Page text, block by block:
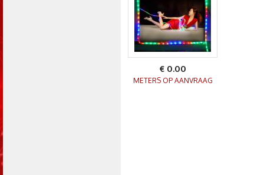
€ 0.00
METERS OP AANVRAAG